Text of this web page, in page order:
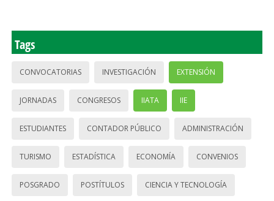
Tags
CONVOCATORIAS INVESTIGACIÓN EXTENSIÓN
JORNADAS CONGRESOS IIATA IIE
ESTUDIANTES CONTADOR PÚBLICO ADMINISTRACIÓN
TURISMO ESTADÍSTICA ECONOMÍA CONVENIOS
POSGRADO POSTÍTULOS CIENCIA Y TECNOLOGÍA